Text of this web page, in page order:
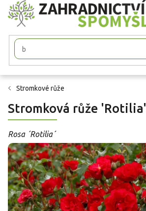
Přejít
na
obsah
Stromkové růže
Stromková růže 'Rotilia'
Rosa ´Rotilia´